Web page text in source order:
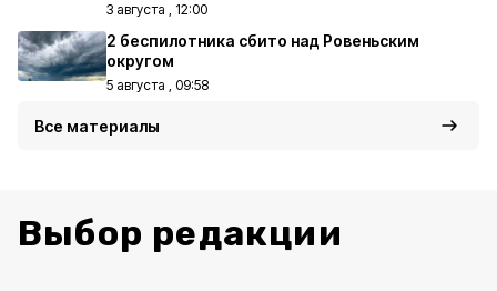
3 августа , 12:00
2 беспилотника сбито над Ровеньским
округом
5 августа , 09:58
Все материалы
Выбор редакции